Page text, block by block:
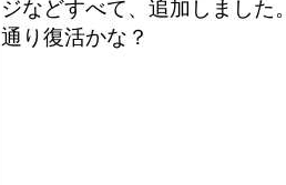
ジなどすべて、追加しました
通り復活かな？